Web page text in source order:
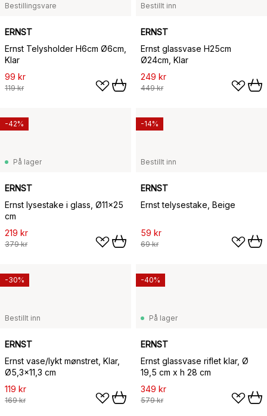
Bestillingsvare
ERNST
Ernst Telysholder H6cm Ø6cm,
Klar
99 kr
119 kr
Bestillt inn
ERNST
Ernst glassvase H25cm
Ø24cm, Klar
249 kr
449 kr
På lager
ERNST
Ernst lysestake i glass, Ø11x25
cm
219 kr
379 kr
-42%
Bestillt inn
ERNST
Ernst telysestake, Beige
59 kr
69 kr
-14%
Bestillt inn
ERNST
Ernst vase/lykt mønstret, Klar,
Ø5,3x11,3 cm
119 kr
169 kr
-30%
På lager
ERNST
Ernst glassvase riflet klar, Ø
19,5 cm x h 28 cm
349 kr
579 kr
-40%